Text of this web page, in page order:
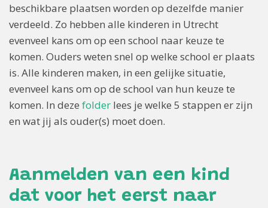
beschikbare plaatsen worden op dezelfde manier
verdeeld. Zo hebben alle kinderen in Utrecht
evenveel kans om op een school naar keuze te
komen. Ouders weten snel op welke school er plaats
is. Alle kinderen maken, in een gelijke situatie,
evenveel kans om op de school van hun keuze te
komen. In deze folder lees je welke 5 stappen er zijn
en wat jij als ouder(s) moet doen.
Aanmelden van een kind
dat voor het eerst naar